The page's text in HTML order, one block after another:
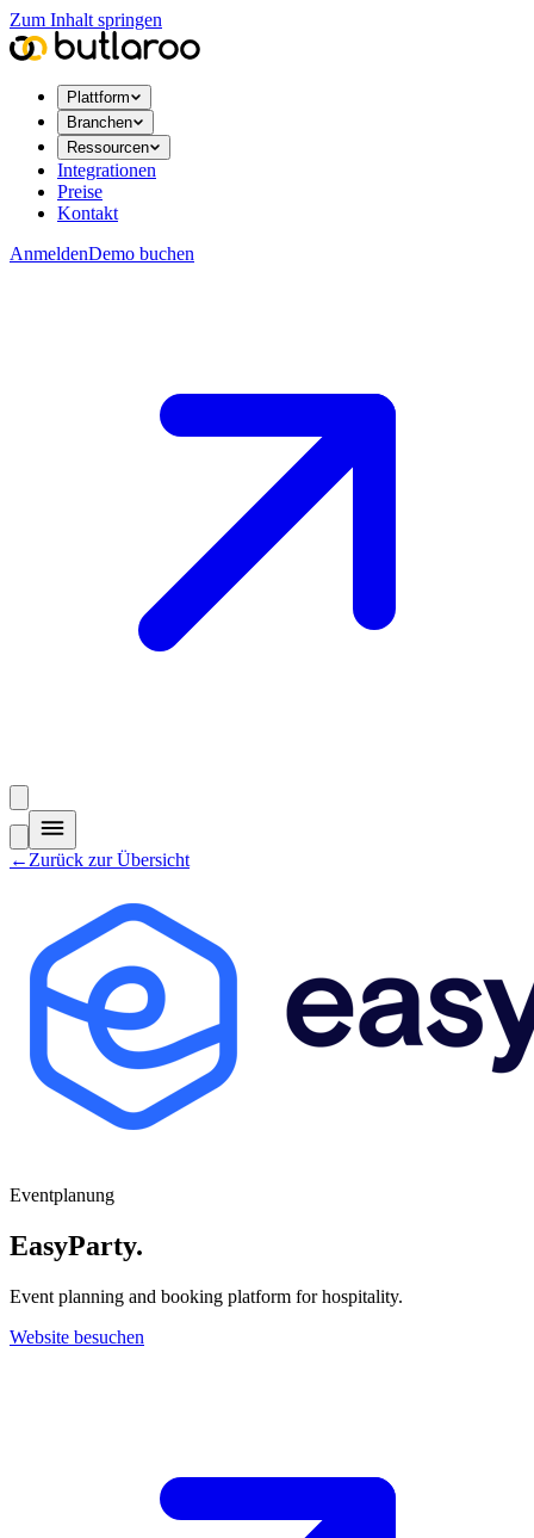
Zum Inhalt springen
Plattform
Branchen
Ressourcen
Integrationen
Preise
Kontakt
AnmeldenDemo buchen
← Zurück zur Übersicht
Eventplanung
EasyParty.
Event planning and booking platform for hospitality.
Website besuchen